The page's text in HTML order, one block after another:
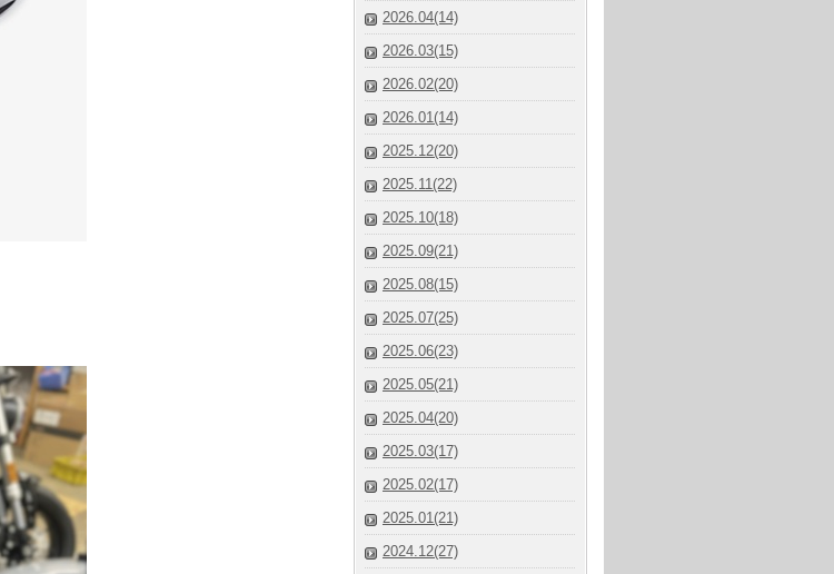
2026.04(14)
2026.03(15)
2026.02(20)
2026.01(14)
2025.12(20)
2025.11(22)
2025.10(18)
2025.09(21)
2025.08(15)
2025.07(25)
2025.06(23)
2025.05(21)
2025.04(20)
2025.03(17)
2025.02(17)
2025.01(21)
2024.12(27)